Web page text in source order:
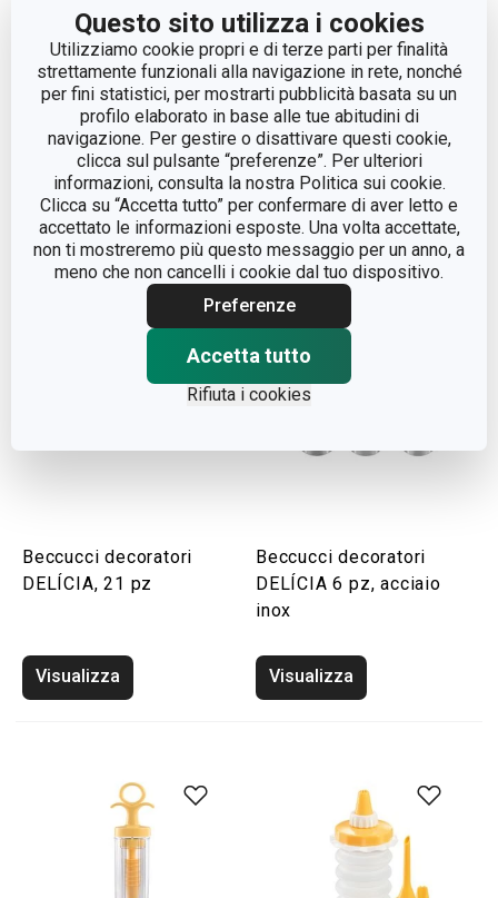
Questo sito utilizza i cookies
Utilizziamo cookie propri e di terze parti per finalità
strettamente funzionali alla navigazione in rete, nonché
per fini statistici, per mostrarti pubblicità basata su un
profilo elaborato in base alle tue abitudini di
navigazione. Per gestire o disattivare questi cookie,
clicca sul pulsante “preferenze”. Per ulteriori
informazioni, consulta la nostra Politica sui cookie.
Clicca su “Accetta tutto” per confermare di aver letto e
accettato le informazioni esposte. Una volta accettate,
non ti mostreremo più questo messaggio per un anno, a
meno che non cancelli i cookie dal tuo dispositivo.
Preferenze
Accetta tutto
Rifiuta i cookies
Sac à poche DELÍCIA
35 cm, elastica
Visualizza
Sac à poche doppia
DELÍCIA 35 cm, elastica
Visualizza
Beccucci decoratori
DELÍCIA, 21 pz
Visualizza
Beccucci decoratori
DELÍCIA 6 pz, acciaio
inox
Visualizza